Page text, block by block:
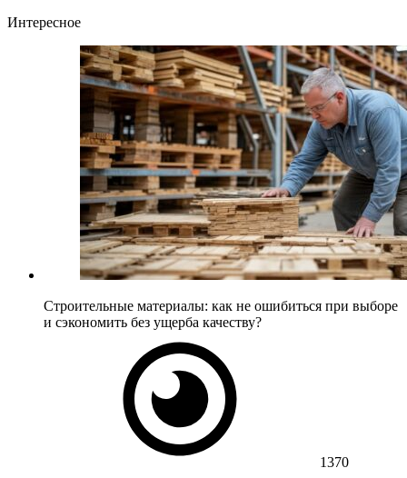
Интересное
Строительные материалы: как не ошибиться при выборе
и сэкономить без ущерба качеству?
1370